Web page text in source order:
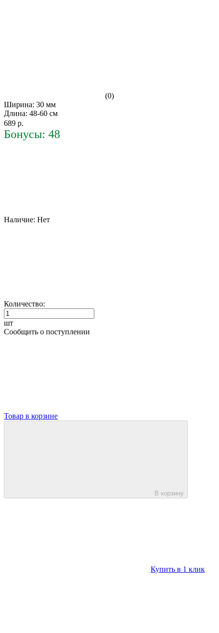
(0)
Ширина: 30 мм
Длина: 48-60 см
689 р.
Бонусы: 48
Наличие: Нет
Количество:
шт
Сообщить о поступлении
Товар в корзине
В корзину
Купить в 1 клик